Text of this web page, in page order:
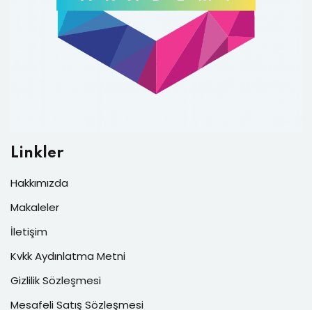
Linkler
Hakkımızda
Makaleler
İletişim
Kvkk Aydınlatma Metni
Gizlilik Sözleşmesi
Mesafeli Satış Sözleşmesi